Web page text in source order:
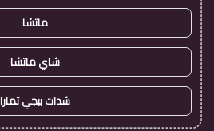
ماتشا
شاي ماتشا
شدات ببجي تمارا